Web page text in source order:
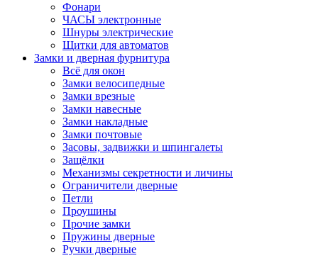
Фонари
ЧАСЫ электронные
Шнуры электрические
Щитки для автоматов
Замки и дверная фурнитура
Всё для окон
Замки велосипедные
Замки врезные
Замки навесные
Замки накладные
Замки почтовые
Засовы, задвижки и шпингалеты
Защёлки
Механизмы секретности и личины
Ограничители дверные
Петли
Проушины
Прочие замки
Пружины дверные
Ручки дверные